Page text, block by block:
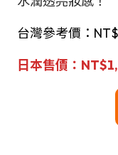
台灣參考價：
日本售價：